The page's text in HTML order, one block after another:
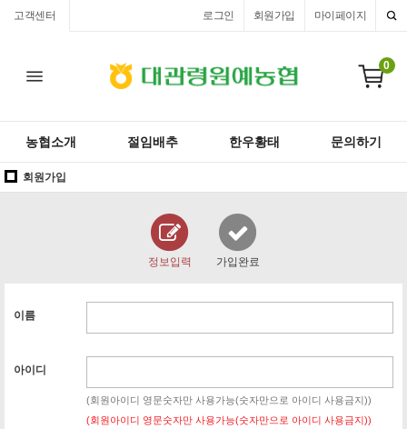
고객센터 마이페이지
회원가입
로그인
0
농협소개 절임배추 한우황태 문의하기
회원가입
정보입력 가입완료
이름
아이디
(회원아이디 영문숫자만 사용가능(숫자만으로 아이디 사용금지))
(회원아이디 영문숫자만 사용가능(숫자만으로 아이디 사용금지))